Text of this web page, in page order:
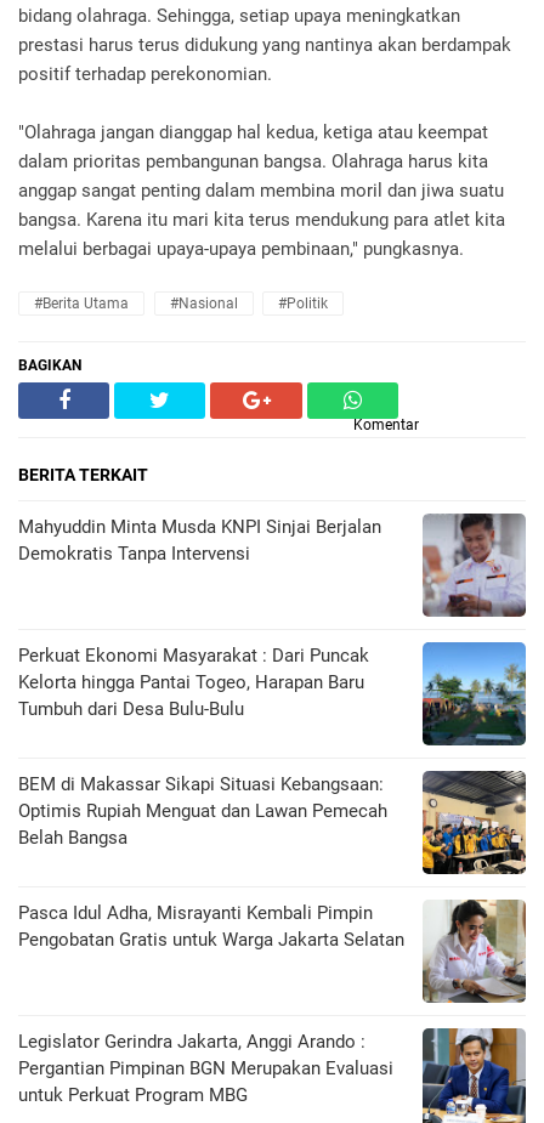
bidang olahraga. Sehingga, setiap upaya meningkatkan
prestasi harus terus didukung yang nantinya akan berdampak
positif terhadap perekonomian.
"Olahraga jangan dianggap hal kedua, ketiga atau keempat
dalam prioritas pembangunan bangsa. Olahraga harus kita
anggap sangat penting dalam membina moril dan jiwa suatu
bangsa. Karena itu mari kita terus mendukung para atlet kita
melalui berbagai upaya-upaya pembinaan," pungkasnya.
#Berita Utama #Nasional #Politik
BAGIKAN
Komentar
BERITA TERKAIT
Mahyuddin Minta Musda KNPI Sinjai Berjalan
Demokratis Tanpa Intervensi
Perkuat Ekonomi Masyarakat : Dari Puncak
Kelorta hingga Pantai Togeo, Harapan Baru
Tumbuh dari Desa Bulu-Bulu
BEM di Makassar Sikapi Situasi Kebangsaan:
Optimis Rupiah Menguat dan Lawan Pemecah
Belah Bangsa
Pasca Idul Adha, Misrayanti Kembali Pimpin
Pengobatan Gratis untuk Warga Jakarta Selatan
Legislator Gerindra Jakarta, Anggi Arando :
Pergantian Pimpinan BGN Merupakan Evaluasi
untuk Perkuat Program MBG